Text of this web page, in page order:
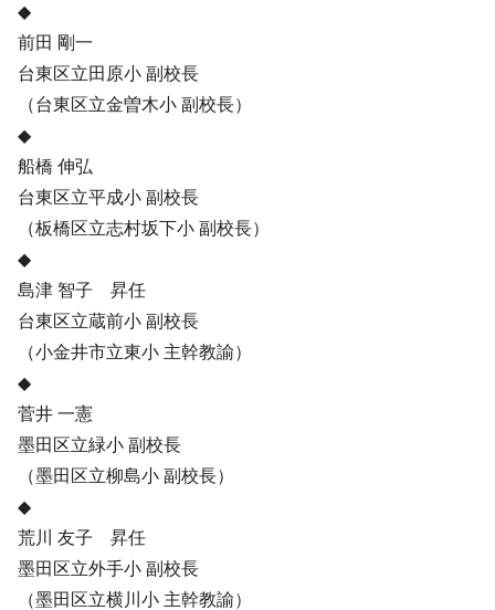
◆
前田 剛一
台東区立田原小 副校長
（台東区立金曽木小 副校長）
◆
船橋 伸弘
台東区立平成小 副校長
（板橋区立志村坂下小 副校長）
◆
島津 智子 昇任
台東区立蔵前小 副校長
（小金井市立東小 主幹教諭）
◆
菅井 一憲
墨田区立緑小 副校長
（墨田区立柳島小 副校長）
◆
荒川 友子 昇任
墨田区立外手小 副校長
（墨田区立横川小 主幹教諭）